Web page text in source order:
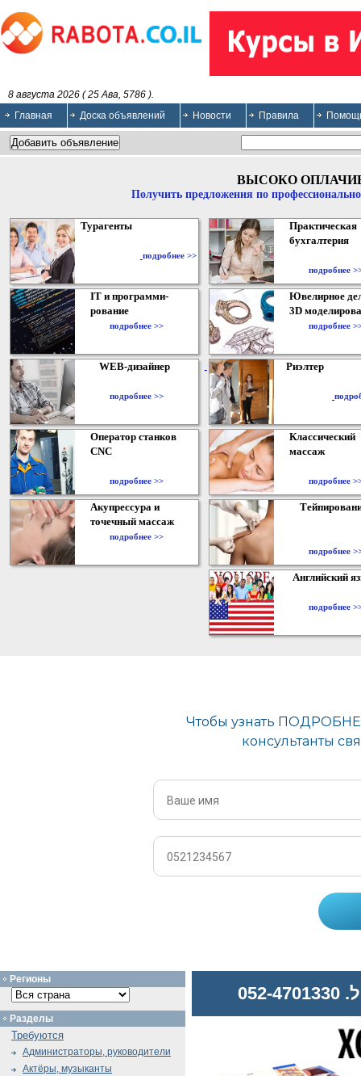
8 августа 2026 ( 25 Ава, 5786 ).
Главная
Доска объявлений Новости Правила
ВЫСОКО
Получить предложения по
Турагенты
подробнее >>
Практическая
бухгалтерия
подробнее
IT и программи-
рование
подробнее >>
Ювелирное
3D
подробнее
WEB-дизайнер
подробнее >>
Риэлтер
Оператор станков
CNC
подробнее >>
Классический
массаж
подробнее
Акупрессура и
точечный массаж
подробнее >>
подробнее
Английский
подробнее
Регионы
Разделы
Требуются
Администраторы, руководители
Актёры, музыканты